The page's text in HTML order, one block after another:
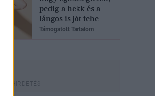
pedig a hekk és a
lángos is jót tehe
Támogatott Tartalom